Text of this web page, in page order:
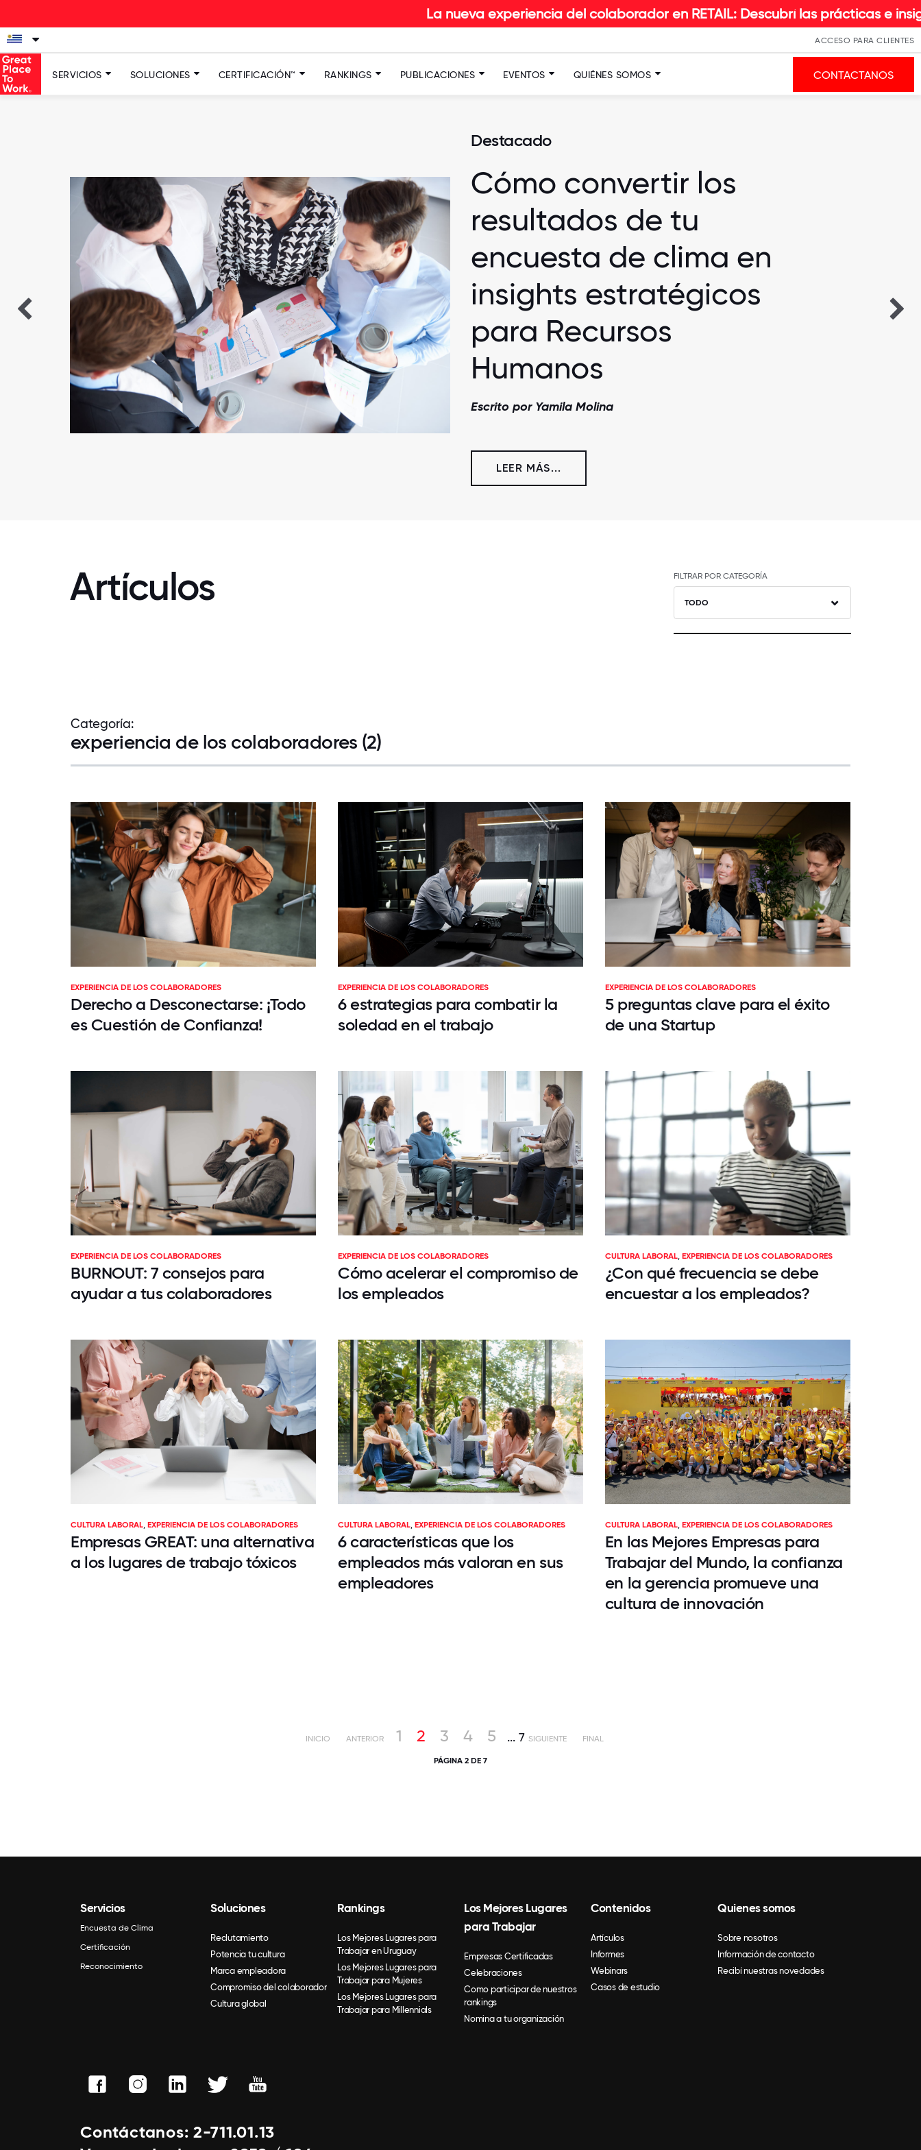
La nueva experiencia del colaborador en RETAIL: Descubrí las prácticas e insights que
ACCESO PARA CLIENTES
SERVICIOS SOLUCIONES CERTIFICACIÓN™ RANKINGS PUBLICACIONES EVENTOS QUIÉNES SOMOS CONTACTANOS
Destacado
Cómo convertir los
resultados de tu
encuesta de clima en
insights estratégicos
para Recursos
Humanos
Escrito por Yamila Molina
LEER MÁS...
Artículos FILTRAR POR CATEGORÍA
TODO
Categoría:
experiencia de los colaboradores (2)
EXPERIENCIA DE LOS COLABORADORES
Derecho a Desconectarse: ¡Todo
es Cuestión de Confianza!
EXPERIENCIA DE LOS COLABORADORES
6 estrategias para combatir la
soledad en el trabajo
EXPERIENCIA DE LOS COLABORADORES
5 preguntas clave para el éxito
de una Startup
EXPERIENCIA DE LOS COLABORADORES
BURNOUT: 7 consejos para
ayudar a tus colaboradores
EXPERIENCIA DE LOS COLABORADORES
Cómo acelerar el compromiso de
los empleados
CULTURA LABORAL,EXPERIENCIA DE LOS COLABORADORES
¿Con qué frecuencia se debe
encuestar a los empleados?
CULTURA LABORAL,EXPERIENCIA DE LOS COLABORADORES
Empresas GREAT: una alternativa
a los lugares de trabajo tóxicos
CULTURA LABORAL,EXPERIENCIA DE LOS COLABORADORES
6 características que los
empleados más valoran en sus
empleadores
CULTURA LABORAL,EXPERIENCIA DE LOS COLABORADORES
En las Mejores Empresas para
Trabajar del Mundo, la confianza
en la gerencia promueve una
cultura de innovación
INICIO ANTERIOR 1 2 3 4 5 ... 7 SIGUIENTE FINAL
PÁGINA 2 DE 7
Servicios
Encuesta de Clima
Certificación
Reconocimiento
Soluciones
Reclutamiento
Potencia tu cultura
Marca empleadora
Compromiso del colaborador
Cultura global
Rankings
Los Mejores Lugares para
Trabajar en Uruguay
Los Mejores Lugares para
Trabajar para Mujeres
Los Mejores Lugares para
Trabajar para Millennials
Los Mejores Lugares
para Trabajar
Empresas Certificadas
Celebraciones
Como participar de nuestros
rankings
Nomina a tu organización
Contenidos
Artículos
Informes
Webinars
Casos de estudio
Quienes somos
Sobre nosotros
Información de contacto
Recibí nuestras novedades
Contáctanos: 2-711.01.13